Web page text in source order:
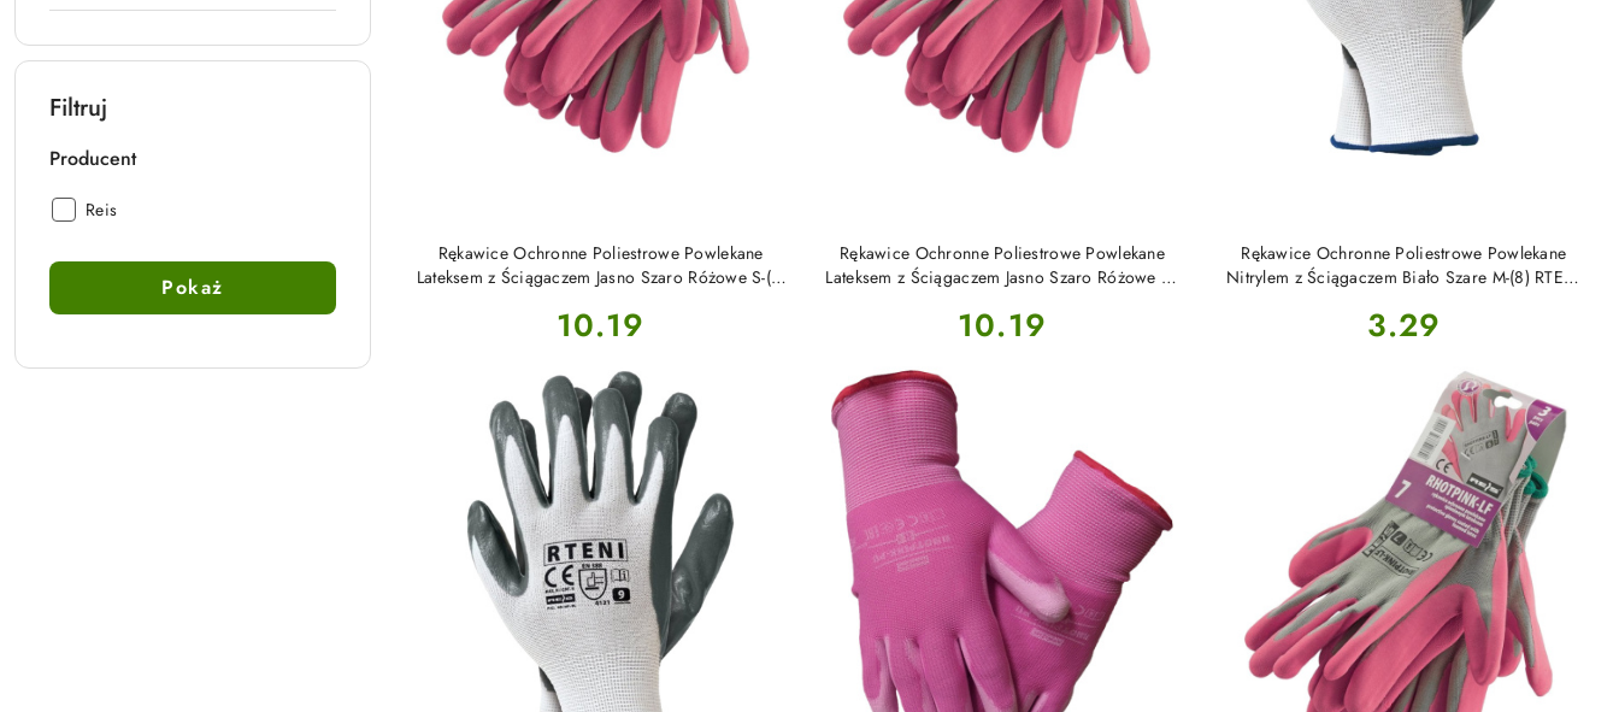
Filtruj
Producent
Producent:
Reis
Pokaż
Rękawice Ochronne Poliestrowe Powlekane
Lateksem z Ściągaczem Jasno Szaro Różowe S-(7)
Cena:
10.19
DO KOSZYKA
Rękawice Ochronne Poliestrowe Powlekane
Lateksem z Ściągaczem Jasno Szaro Różowe M-
Cena:
10.19
DO KOSZYKA
Rękawice Ochronne Poliestrowe Powlekane
Nitrylem z Ściągaczem Biało Szare M-(8) RTENI
Cena:
3.29
DO KOSZYKA